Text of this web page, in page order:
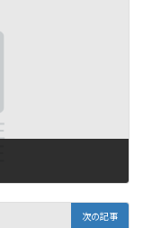
次の記事